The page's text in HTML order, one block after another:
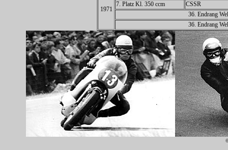
1971
7. Platz Kl. 350 ccm
CSSR
36. Endrang
36. Endrang